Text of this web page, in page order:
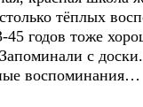
тёплых
годов тоже
с
воспоминания…